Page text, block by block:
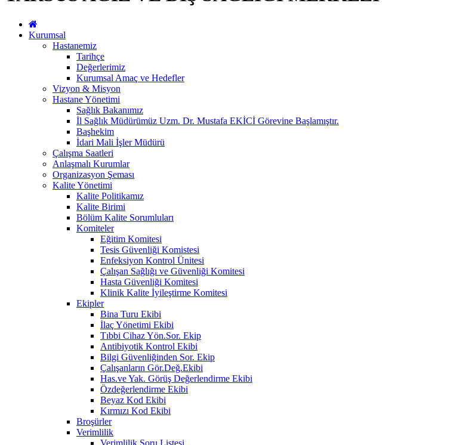
Kurumsal
Hastanemiz
Tarihçe
Değerlerimiz
Kurumsal Amaç ve Hedefler
Vizyon & Misyon
Hastane Yönetimi
Sağlık Bakanımız
İl Sağlık Müdürümüz Uzm. Dr. Mustafa EKİCİ Görevine Başlamıştır.
Başhekim
İdari Mali İşler Müdürü
Çalışma Saatleri
Anlaşmalı Kurumlar
Organizasyon Şeması
Kalite Yönetimi
Kalite Politikamız
Kalite Birimi
Bölüm Kalite Sorumluları
Komiteler
Eğitim Komitesi
Tesis Güvenliği Komistesi
Enfeksiyon Kontrol Ünitesi
Çalışan Sağlığı ve Güvenliği Komitesi
Hasta Güvenliği Komitesi
Klinik Kalite İyileştirme Komitesi
Ekipler
Bina Turu Ekibi
İlaç Yönetimi Ekibi
Tıbbi Cihaz Yön.Sor. Ekip
Antibiyotik Kontrol Ekibi
Bilgi Güvenliğinden Sor. Ekip
Çalışanların Gör.Değ.Ekibi
Has.ve Yak. Görüş Değerlendirme Ekibi
Özdeğerlendirme Ekibi
Beyaz Kod Ekibi
Kırmızı Kod Ekibi
Broşürler
Verimlilik
Verimlilik Soru Listesi